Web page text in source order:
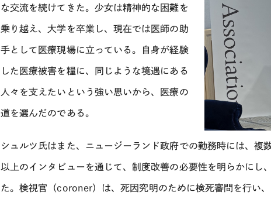
な交流を続けてきた。少女は精神的な困難を
乗り越え、大学を卒業し、現在では医師の助
手として医療現場に立っている。自身が経験
した医療被害を糧に、同じような境遇にある
人々を支えたいという強い思いから、医療の
道を選んだのである。
シュルツ氏はまた、ニュージーランド政府での勤務時には、
以上のインタビューを通じて、制度改善の必要性を明らかにし
た。検視官（coroner）は、死因究明のために検死審問を行い